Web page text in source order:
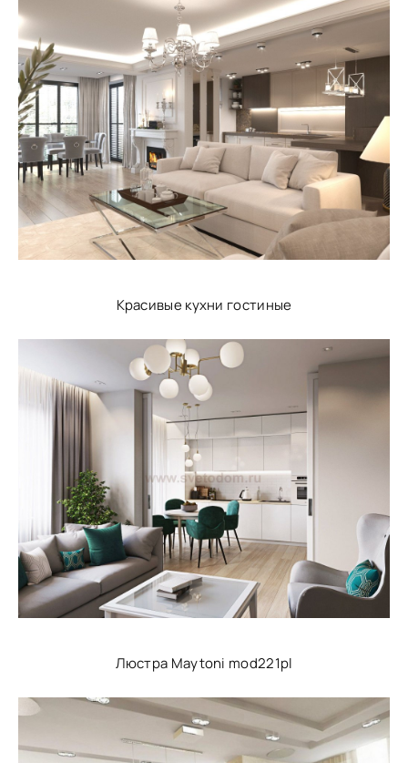
Красивые кухни гостиные
Люстра Maytoni mod221pl